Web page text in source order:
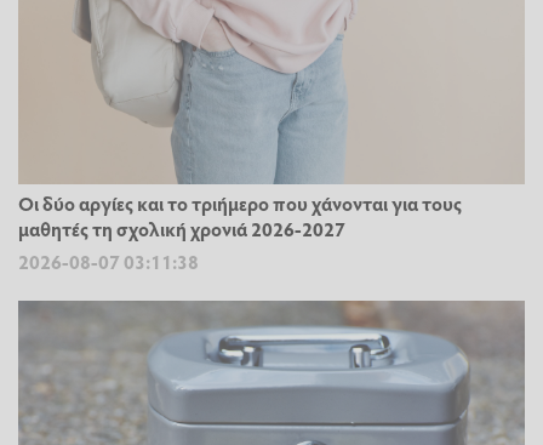
Οι δύο αργίες και το τριήμερο που χάνονται για τους
μαθητές τη σχολική χρονιά 2026-2027
2026-08-07 03:11:38